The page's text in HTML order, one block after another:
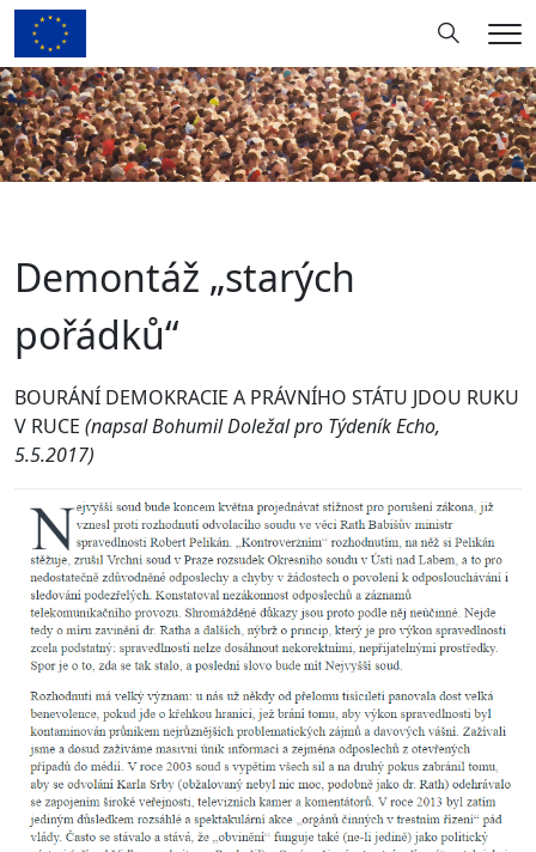
Hledání
Demontáž „starých
pořádků“
BOURÁNÍ DEMOKRACIE A PRÁVNÍHO STÁTU JDOU RUKU
V RUCE (napsal Bohumil Doležal pro Týdeník Echo,
5.5.2017)